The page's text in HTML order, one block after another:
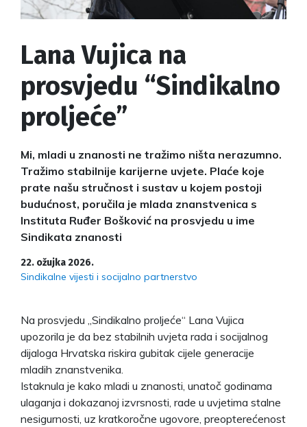
Lana Vujica na
prosvjedu “Sindikalno
proljeće”
Mi, mladi u znanosti ne tražimo ništa nerazumno.
Tražimo stabilnije karijerne uvjete. Plaće koje
prate našu stručnost i sustav u kojem postoji
budućnost, poručila je mlada znanstvenica s
Instituta Ruđer Bošković na prosvjedu u ime
Sindikata znanosti
22. ožujka 2026.
Sindikalne vijesti i socijalno partnerstvo
Na prosvjedu „Sindikalno proljeće“ Lana Vujica
upozorila je da bez stabilnih uvjeta rada i socijalnog
dijaloga Hrvatska riskira gubitak cijele generacije
mladih znanstvenika.
Istaknula je kako mladi u znanosti, unatoč godinama
ulaganja i dokazanoj izvrsnosti, rade u uvjetima stalne
nesigurnosti, uz kratkoročne ugovore, preopterećenost